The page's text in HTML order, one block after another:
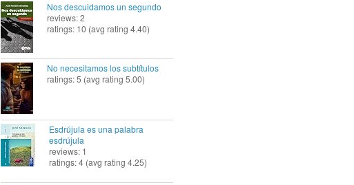
Nos descuidamos un segundo
reviews: 2
ratings: 10 (avg rating 4.40)
No necesitamos los subtítulos
ratings: 5 (avg rating 5.00)
Esdrújula es una palabra
esdrújula
reviews: 1
ratings: 4 (avg rating 4.25)